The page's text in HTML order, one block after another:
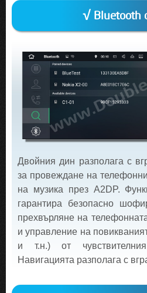
√ Bluetooth
Двойния дин разполага с
за провеждане на
на музика през A2DP.
гарантира безопасно
прехвърляне на
и управление на
и т.н.) от
Навигацията разполага с